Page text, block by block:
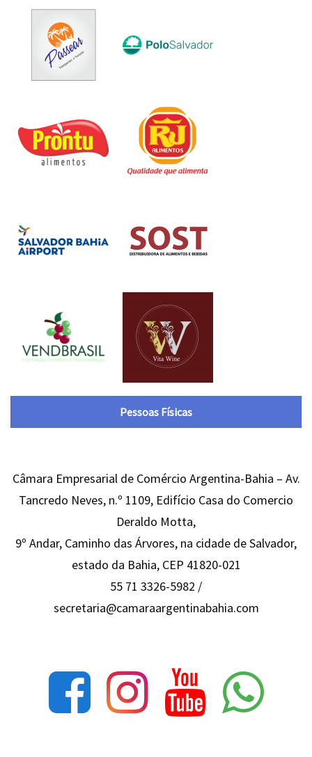
Pessoas Físicas
Câmara Empresarial de Comércio Argentina-Bahia – Av.
Tancredo Neves, n.º 1109, Edifício Casa do Comercio
Deraldo Motta,
9º Andar, Caminho das Árvores, na cidade de Salvador,
estado da Bahia, CEP 41820-021
55 71 3326-5982 /
secretaria@camaraargentinabahia.com